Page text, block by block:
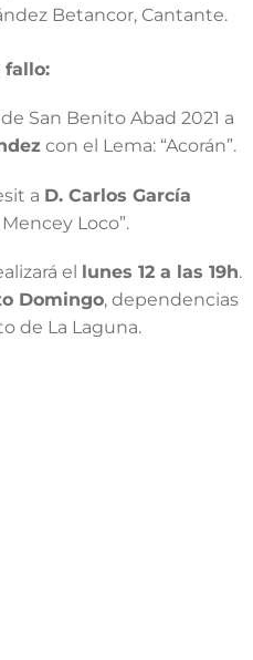
Betancor, Cantante.
fallo:
San Benito Abad 2021 a
con el Lema: “Acorán”.
a D. Carlos García
Loco”.
el lunes 12 a las 19h.
Domingo, dependencias
de La Laguna.